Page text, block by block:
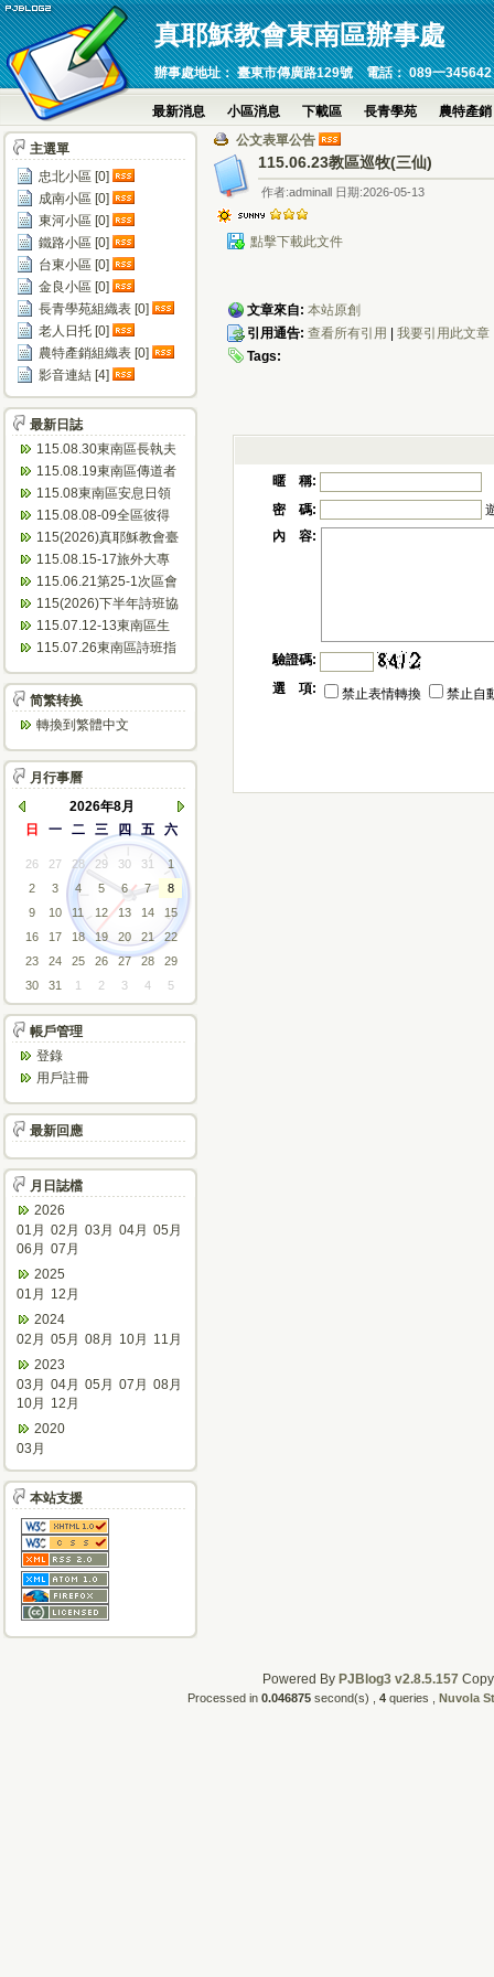
真耶穌教會東南區辦事處
辦事處地址： 臺東市傳廣路129號 電話： 089一
最新消息 小區消息 下載區 長青學苑
農特產銷
公文表單公告
115.06.23教區巡牧(三仙)
作者:adminall 日期:2026-05-13
點擊下載此文件
文章來自: 本站原創
引用通告: 查看所有引用
我要引用此文章
Tags:
暱 稱:
密 碼:
內 容:
驗證碼:
選 項:
禁止表情轉換 禁止自
主選單
忠北小區 [0]
成南小區 [0]
東河小區 [0]
鐵路小區 [0]
台東小區 [0]
金良小區 [0]
長青學苑組織表 [0]
老人日托 [0]
農特產銷組織表 [0]
影音連結 [4]
最新日誌
115.08.30東南區長執夫
婦進修會(忠孝)
115.08.19東南區傳道者
靈修會(瑞源)
115.08東南區安息日領
會表
115.08.08-09全區彼得
團契聯誼會(南寮)...
115(2026)真耶穌教會臺
灣傳教100周年~東...
115.08.15-17旅外大專
成長營(芝田)
115.06.21第25-1次區會
議(會議紀錄)
115(2026)下半年詩班協
助佈道會公文
115.07.12-13東南區生
命體驗活動(美和)...
115.07.26東南區詩班指
简繁转换
轉換到繁體中文
月行事曆
2026年8月
日
一 二 三 四 五 六
26 27 28 29 30 31
1
2
3 4 5 6 7
8
9
10 11 12 13 14
15
16
17 18 19 20 21
22
23
24 25 26 27 28
29
30
31 1 2 3 4 5
帳戶管理
登錄
用戶註冊
最新回應
月日誌檔
2026
01月 02月 03月 04月 05月
06月 07月
2025
01月
12月
2024
02月 05月 08月 10月
11月
2023
03月 04月 05月 07月 08月
10月
12月
2020
03月
本站支援
Powered By PJBlog3 v2.8.5.157
Processed in 0.046875 second(s) , 4 queries , Nuvola